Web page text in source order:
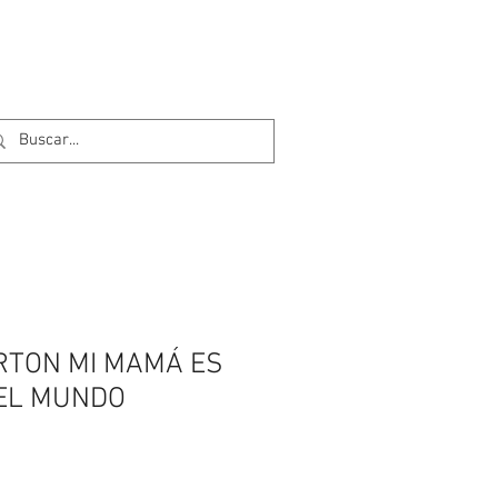
MI MAMÁ ES
MUNDO